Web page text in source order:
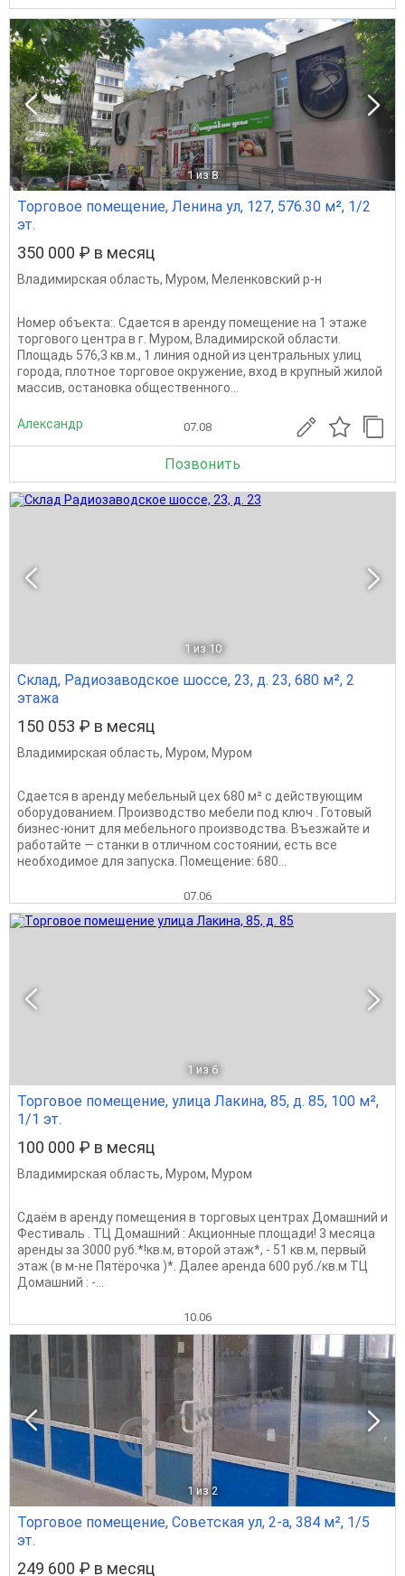
1 из 8
Торговое помещение, Ленина ул, 127, 576.30 м², 1/2
эт.
350 000 ₽ в месяц
Владимирская область, Муром, Меленковский р-н
Номер объекта:. Сдается в аренду помещение на 1 этаже
торгового центра в г. Муром, Владимирской области.
Площадь 576,3 кв.м., 1 линия одной из центральных улиц
города, плотное торговое окружение, вход в крупный жилой
массив, остановка общественного...
Александр 07.08
Позвонить
1 из 10
Склад, Радиозаводское шоссе, 23, д. 23, 680 м², 2
этажа
150 053 ₽ в месяц
Владимирская область, Муром, Муром
Сдается в аренду мебельный цех 680 м² с действующим
оборудованием. Производство мебели под ключ . Готовый
бизнес-юнит для мебельного производства. Въезжайте и
работайте — станки в отличном состоянии, есть все
необходимое для запуска. Помещение: 680...
07.06
1 из 6
Торговое помещение, улица Лакина, 85, д. 85, 100 м²,
1/1 эт.
100 000 ₽ в месяц
Владимирская область, Муром, Муром
Сдаём в аренду помещения в торговых центрах Домашний и
Фестиваль . ТЦ Домашний : Акционные площади! 3 месяца
аренды за 3000 руб.*!кв.м, второй этаж*, - 51 кв.м, первый
этаж (в м-не Пятёрочка )*. Далее аренда 600 руб./кв.м ТЦ
Домашний : -...
10.06
1 из 2
Торговое помещение, Советская ул, 2-а, 384 м², 1/5
эт.
249 600 ₽ в месяц